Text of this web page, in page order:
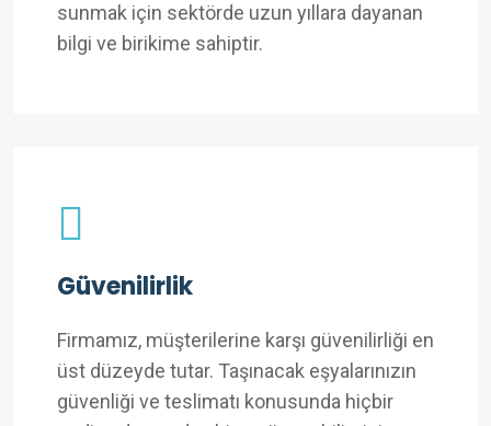
sunmak için sektörde uzun yıllara dayanan
bilgi ve birikime sahiptir.
Güvenilirlik
Firmamız, müşterilerine karşı güvenilirliği en
üst düzeyde tutar. Taşınacak eşyalarınızın
güvenliği ve teslimatı konusunda hiçbir